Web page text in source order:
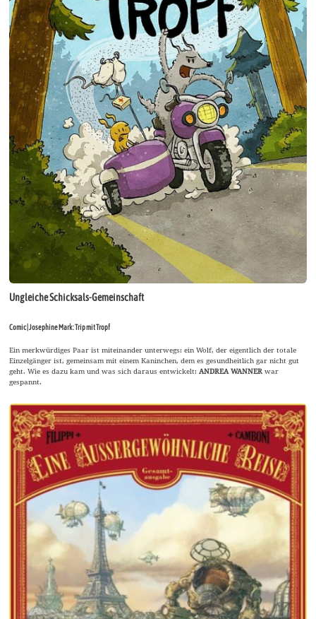
Ungleiche Schicksals-Gemeinschaft
Comic | Josephine Mark: Trip mit Tropf
Ein merkwürdiges Paar ist miteinander unterwegs: ein Wolf, der eigentlich der totale
Einzelgänger ist, gemeinsam mit einem Kaninchen, dem es gesundheitlich gar nicht gut
geht. Wie es dazu kam und was sich daraus entwickelt:ANDREA WANNERwar
gespannt.